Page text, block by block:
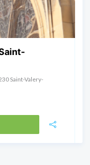
Saint-Valery-